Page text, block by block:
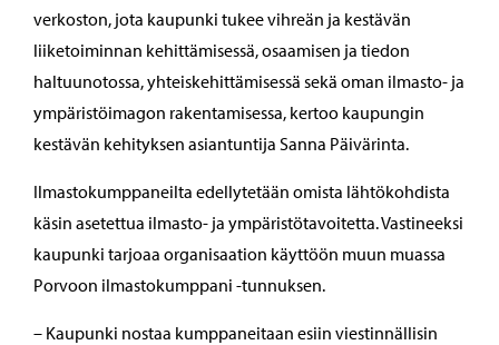
verkoston, jota kaupunki tukee vihreän ja kestävän
liiketoiminnan kehittämisessä, osaamisen ja tiedon
haltuunotossa, yhteiskehittämisessä sekä oman ilmasto- ja
ympäristöimagon rakentamisessa, kertoo kaupungin
kestävän kehityksen asiantuntija Sanna Päivärinta.
Ilmastokumppaneilta edellytetään omista lähtökohdista
käsin asetettua ilmasto- ja ympäristötavoitetta. Vastineeksi
kaupunki tarjoaa organisaation käyttöön muun muassa
Porvoon ilmastokumppani -tunnuksen.
– Kaupunki nostaa kumppaneitaan esiin viestinnällisin